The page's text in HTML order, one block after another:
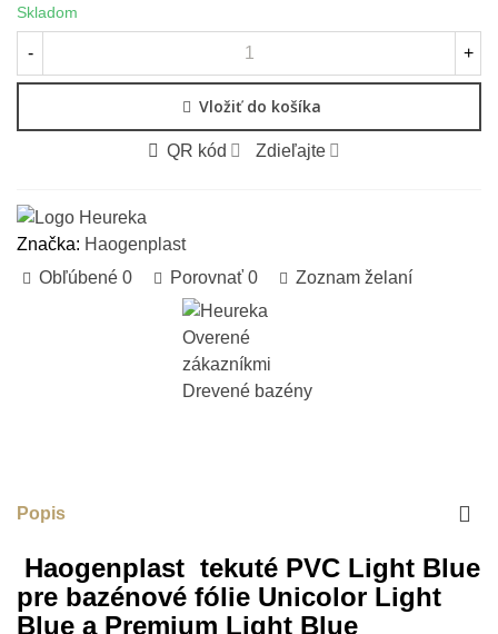
Skladom
- +
Vložiť do košíka
QR kód Zdieľajte
Značka: Haogenplast
Obľúbené 0 Porovnať 0 Zoznam želaní
Popis
Haogenplast tekuté PVC Light Blue
pre bazénové fólie Unicolor Light
Blue a Premium Light Blue